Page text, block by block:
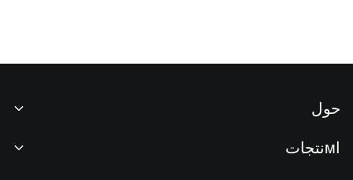
حول
اмنتجات